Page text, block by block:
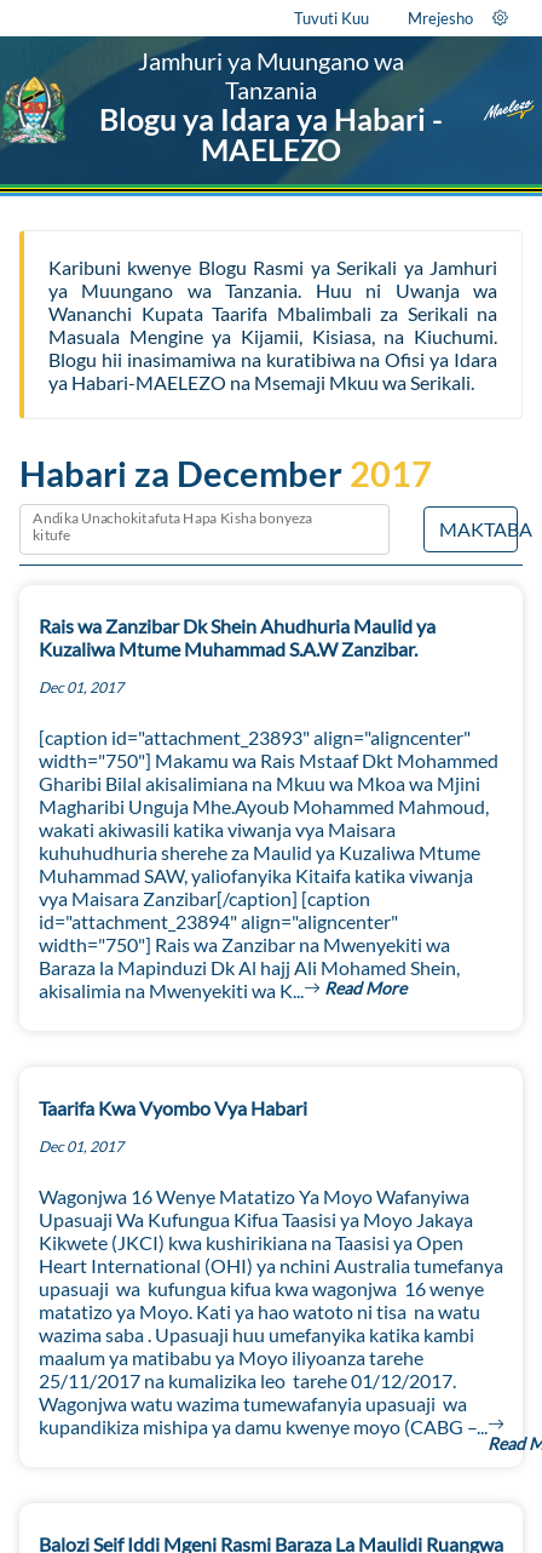
Tuvuti Kuu Mrejesho
Jamhuri ya Muungano wa
Tanzania
Blogu ya Idara ya Habari -
MAELEZO
Karibuni kwenye Blogu Rasmi ya Serikali ya Jamhuri
ya Muungano wa Tanzania. Huu ni Uwanja wa
Wananchi Kupata Taarifa Mbalimbali za Serikali na
Masuala Mengine ya Kijamii, Kisiasa, na Kiuchumi.
Blogu hii inasimamiwa na kuratibiwa na Ofisi ya Idara
ya Habari-MAELEZO na Msemaji Mkuu wa Serikali.
Habari za December 2017
Andika Unachokitafuta Hapa Kisha bonyeza
kitufe
MAKTABA
Rais wa Zanzibar Dk Shein Ahudhuria Maulid ya
Kuzaliwa Mtume Muhammad S.A.W Zanzibar.
Dec 01, 2017
[caption id="attachment_23893" align="aligncenter"
width="750"] Makamu wa Rais Mstaaf Dkt Mohammed
Gharibi Bilal akisalimiana na Mkuu wa Mkoa wa Mjini
Magharibi Unguja Mhe.Ayoub Mohammed Mahmoud,
wakati akiwasili katika viwanja vya Maisara
kuhuhudhuria sherehe za Maulid ya Kuzaliwa Mtume
Muhammad SAW, yaliofanyika Kitaifa katika viwanja
vya Maisara Zanzibar[/caption] [caption
id="attachment_23894" align="aligncenter"
width="750"] Rais wa Zanzibar na Mwenyekiti wa
Baraza la Mapinduzi Dk Al hajj Ali Mohamed Shein,
akisalimia na Mwenyekiti wa K...
Read More
Taarifa Kwa Vyombo Vya Habari
Dec 01, 2017
Wagonjwa 16 Wenye Matatizo Ya Moyo Wafanyiwa
Upasuaji Wa Kufungua Kifua Taasisi ya Moyo Jakaya
Kikwete (JKCI) kwa kushirikiana na Taasisi ya Open
Heart International (OHI) ya nchini Australia tumefanya
upasuaji wa kufungua kifua kwa wagonjwa 16 wenye
matatizo ya Moyo. Kati ya hao watoto ni tisa na watu
wazima saba . Upasuaji huu umefanyika katika kambi
maalum ya matibabu ya Moyo iliyoanza tarehe
25/11/2017 na kumalizika leo tarehe 01/12/2017.
Wagonjwa watu wazima tumewafanyia upasuaji wa
kupandikiza mishipa ya damu kwenye moyo (CABG –...
Read
Balozi Seif Iddi Mgeni Rasmi Baraza La Maulidi Ruangwa